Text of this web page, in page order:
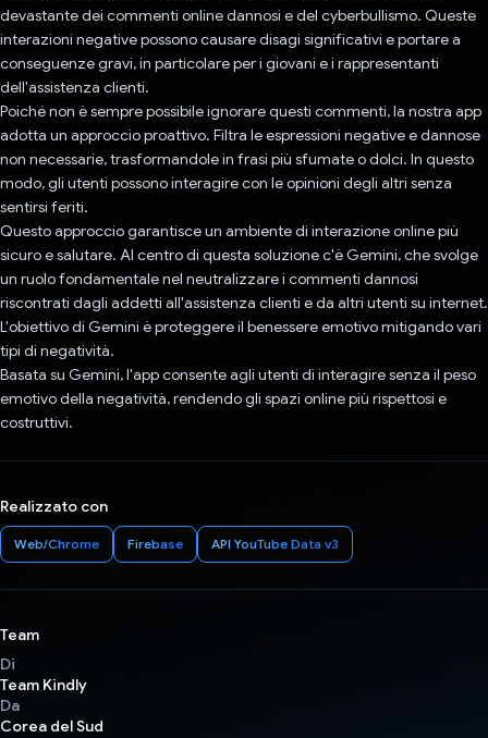
devastante dei commenti online dannosi e del cyberbullismo. Queste
interazioni negative possono causare disagi significativi e portare a
conseguenze gravi, in particolare per i giovani e i rappresentanti
dell'assistenza clienti.
Poiché non è sempre possibile ignorare questi commenti, la nostra app
adotta un approccio proattivo. Filtra le espressioni negative e dannose
non necessarie, trasformandole in frasi più sfumate o dolci. In questo
modo, gli utenti possono interagire con le opinioni degli altri senza
sentirsi feriti.
Questo approccio garantisce un ambiente di interazione online più
sicuro e salutare. Al centro di questa soluzione c'è Gemini, che svolge
un ruolo fondamentale nel neutralizzare i commenti dannosi
riscontrati dagli addetti all'assistenza clienti e da altri utenti su internet.
L'obiettivo di Gemini è proteggere il benessere emotivo mitigando vari
tipi di negatività.
Basata su Gemini, l'app consente agli utenti di interagire senza il peso
emotivo della negatività, rendendo gli spazi online più rispettosi e
costruttivi.
Realizzato con
Web/Chrome Firebase API YouTube Data v3
Team
Di
Team Kindly
Da
Corea del Sud